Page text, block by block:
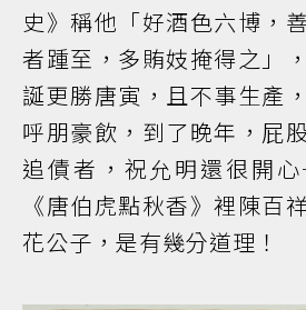
史》稱他「好酒色六博，
者踵至，多賄妓掩得之」
誕更勝唐寅，且不事生產
呼朋豪飲，到了晚年，屁
追債者，祝允明還很開
《唐伯虎點秋香》裡陳百
花公子，是有幾分道理！